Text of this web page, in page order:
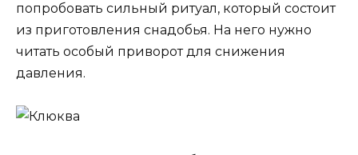
попробовать сильный ритуал, который состоит
из приготовления снадобья. На него нужно
читать особый приворот для снижения
давления.